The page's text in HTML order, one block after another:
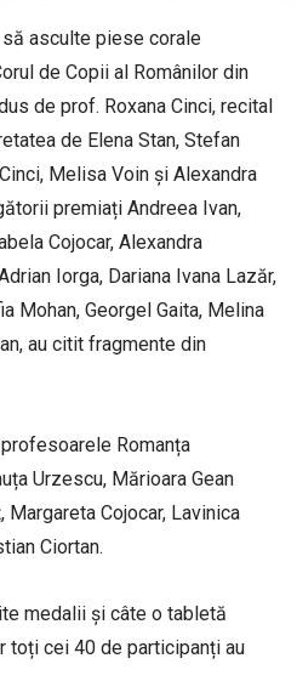
asculte piese corale
de Copii al Românilor din
de prof. Roxana Cinci, recital
de Elena Stan, Stefan
Melisa Voin și Alexandra
premiați Andreea Ivan,
Cojocar, Alexandra
Iorga, Dariana Ivana Lazăr,
Mohan, Georgel Gaita, Melina
au citit fragmente din
Romanța
Urzescu, Mărioara Gean
Margareta Cojocar, Lavinica
Ciortan.
medalii și câte o tabletă
toți cei 40 de participanți au